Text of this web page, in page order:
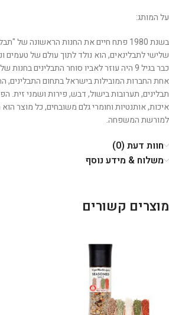
על המותג:
בשנת 1980 פתח חיים את החנות הראשונה של
שלישי לתבלינאים, הוא נולד לתוך עולם של טעמים
כבר בגיל 9 היה עוזר לאביו סוחר התבלינים
תבלינים, תערובות בישול, דבש, פירות ושמני זית.
איכות, אותנטיות וחומרי גלם משובחים, כל מוצר
למורשת המשפחה.
חוות דעת (0)
משלוח & מידע נוסף
מוצרים קשורים